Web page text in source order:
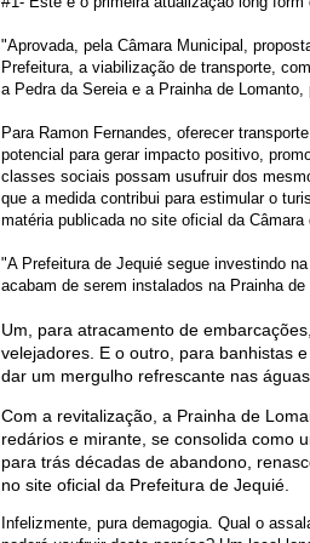
"Aprovada, pela Câmara Municipal,
Prefeitura, a viabilização de transporte,
a Pedra da Sereia e a Prainha de
Para Ramon Fernandes, oferecer
potencial para gerar impacto positivo,
classes sociais possam usufruir dos
que a medida contribui para estimular o
matéria publicada no site oficial da Câmara
"A Prefeitura de Jequié segue investindo
acabam de serem instalados na Prainha de
Um, para atracamento de
velejadores. E o outro, para banhistas
dar um mergulho refrescante nas
Com a revitalização, a Prainha de
redários e mirante, se consolida como
para trás décadas de abandono,
no site oficial da Prefeitura de Jequié.
Infelizmente, pura demagogia. Qual o